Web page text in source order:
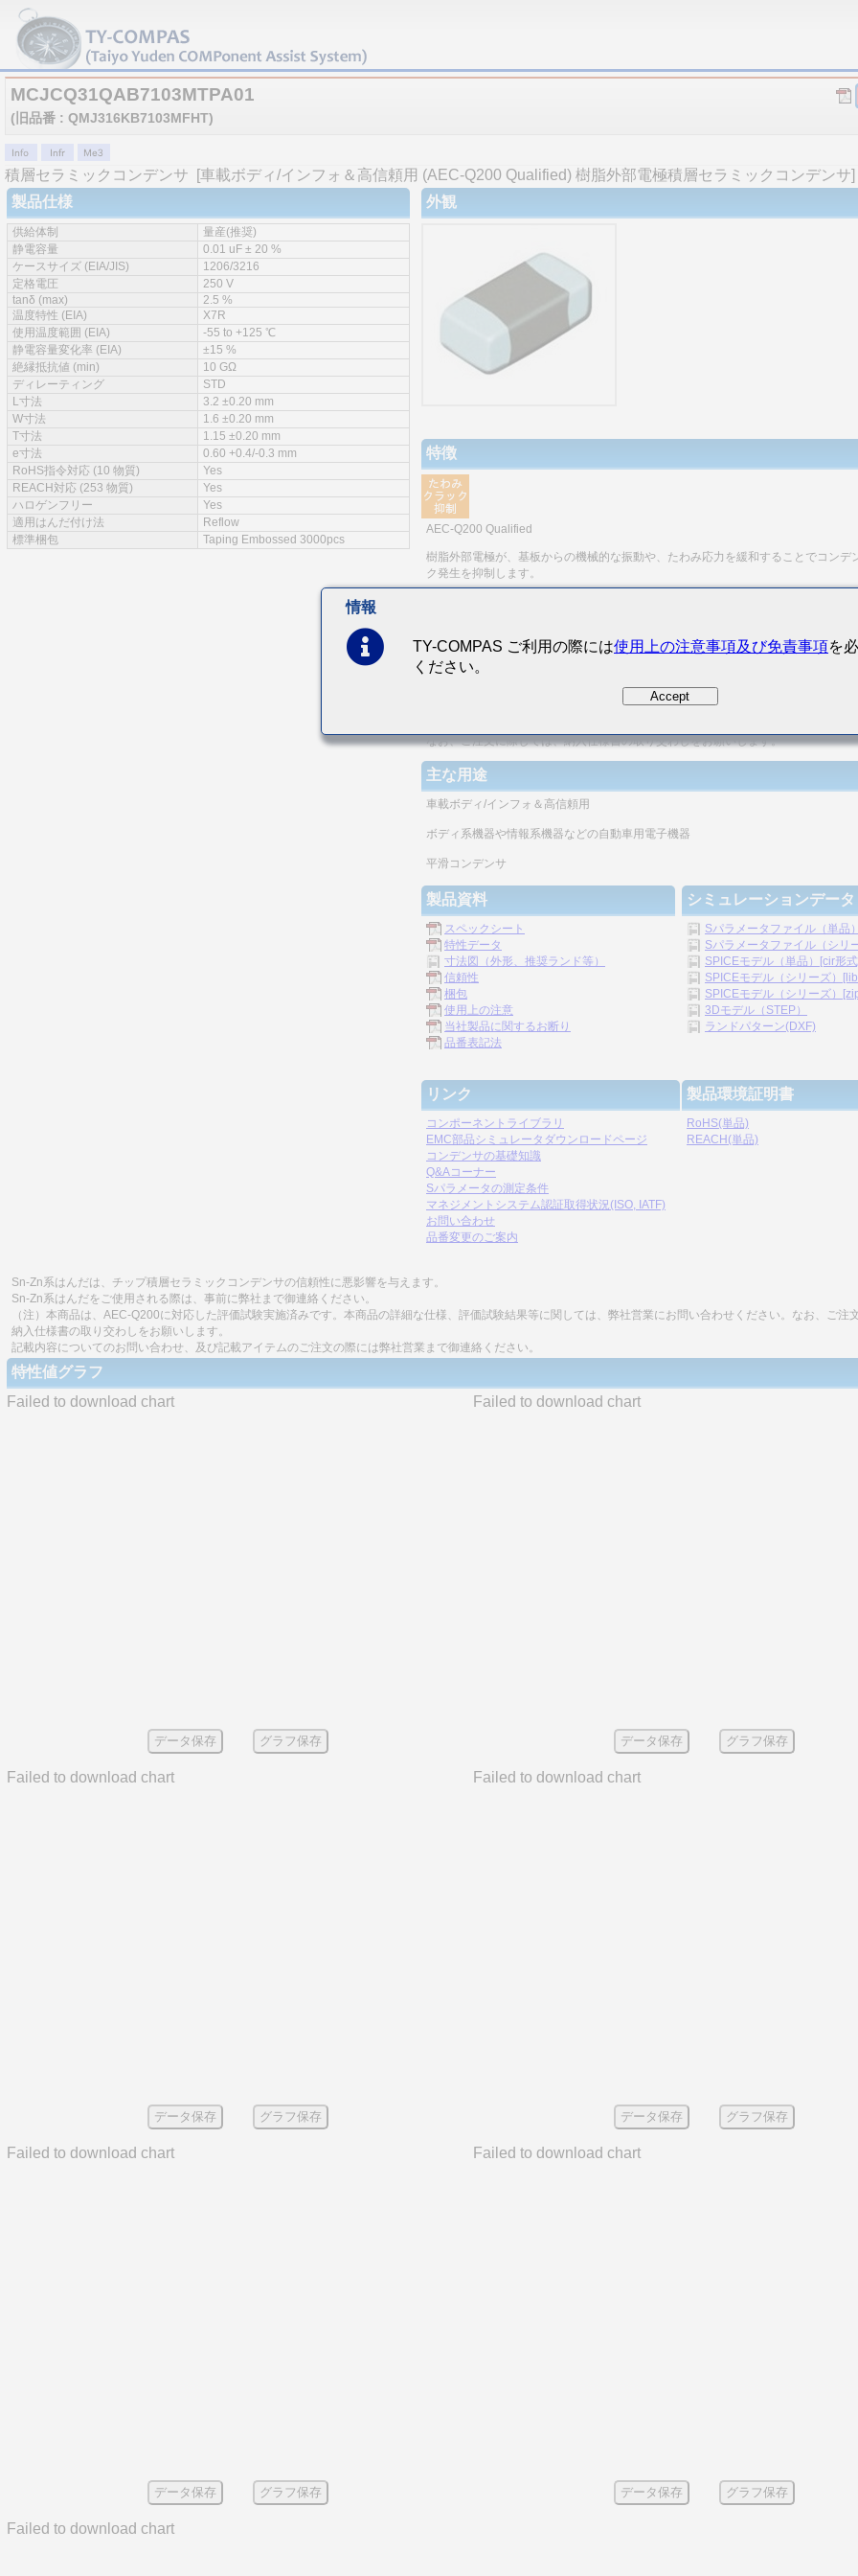
MCJCQ31QAB7103MTPA01
(旧品番 : QMJ316KB7103MFHT)
積層セラミックコンデンサ
[車載ボディ/インフォ＆高信頼用 (AEC-Q200 Qualified) 樹脂外部電極積層セラミックコンデンサ]
製品仕様
供給体制
量産(推奨)
静電容量
0.01 uF ± 20 %
ケースサイズ (EIA/JIS)
1206/3216
定格電圧
250 V
tanδ (max)
2.5 %
温度特性 (EIA)
X7R
使用温度範囲 (EIA)
-55 to +125 ℃
静電容量変化率 (EIA)
±15 %
絶縁抵抗値 (min)
10 GΩ
ディレーティング
STD
L寸法
3.2 ±0.20 mm
W寸法
1.6 ±0.20 mm
T寸法
1.15 ±0.20 mm
e寸法
0.60 +0.4/-0.3 mm
RoHS指令対応 (10 物質)
Yes
REACH対応 (253 物質)
Yes
ハロゲンフリー
Yes
適用はんだ付け法
Reflow
標準梱包
Taping Embossed 3000pcs
外観
特徴
AEC-Q200 Qualified
樹脂外部電極が、基板からの機械的な振動や、たわみ応力を緩和することでコンデ
ク発生を抑制します。
モノリシックの構造のため、信頼性が高いです。
同一形状で、静電容量範囲が広いです。
（注）本商品は、AEC-Q200に対応した評価試験実施済みです。
なお、ご注文に際しては、納入仕様書の取り交わしをお願いします。
主な用途
車載ボディ/インフォ＆高信頼用
ボディ系機器や情報系機器などの自動車用電子機器
平滑コンデンサ
製品資料
スペックシート
特性データ
寸法図（外形、推奨ランド等）
信頼性
梱包
使用上の注意
当社製品に関するお断り
品番表記法
シミュレーションデータ
Sパラメータファイル（単品）
Sパラメータファイル（シリ
SPICEモデル（単品）[cir形
SPICEモデル（シリーズ）
SPICEモデル（シリーズ）
3Dモデル（STEP）
ランドパターン(DXF)
リンク
コンポーネントライブラリ
EMC部品シミュレータダウンロードページ
コンデンサの基礎知識
Q&Aコーナー
Sパラメータの測定条件
マネジメントシステム認証取得状況(ISO, IATF)
お問い合わせ
品番変更のご案内
製品環境証明書
RoHS(単品)
REACH(単品)
Sn-Zn系はんだは、チップ積層セラミックコンデンサの信頼性に悪影響を与えます。
Sn-Zn系はんだをご使用される際は、事前に弊社まで御連絡ください。
（注）本商品は、AEC-Q200に対応した評価試験実施済みです。本商品の詳細な仕様、評価試験結果等に関しては、弊社営業にお問い合わせください。なお、ご注
納入仕様書の取り交わしをお願いします。
記載内容についてのお問い合わせ、及び記載アイテムのご注文の際には弊社営業まで御連絡ください。
特性値グラフ
Failed to download chart
データ保存 グラフ保存
Failed to download chart
データ保存 グラフ保存
Failed to download chart
データ保存 グラフ保存
Failed to download chart
データ保存 グラフ保存
Failed to download chart
データ保存 グラフ保存
Failed to download chart
データ保存 グラフ保存
Failed to download chart
情報
TY-COMPAS ご利用の際には使用上の注意事項及び免責事項を
ください。
Accept